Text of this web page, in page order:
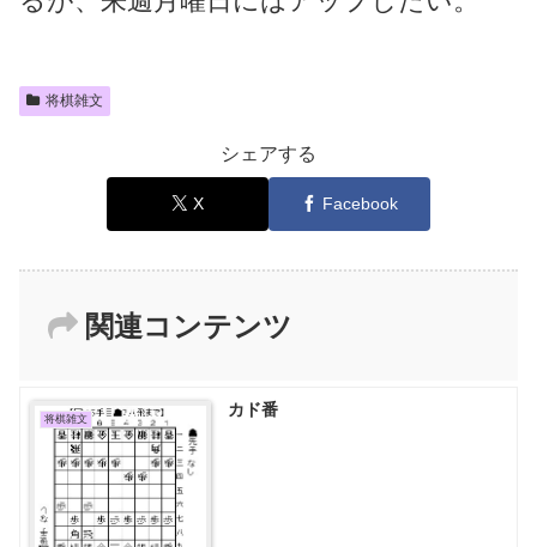
将棋雑文
シェアする
X Facebook
関連コンテンツ
将棋雑文 カド番